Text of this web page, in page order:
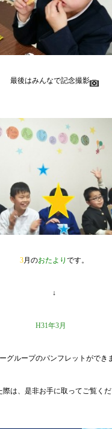
最後はみんなで記念撮影
3月のおたより です。
↓
H31年3月
グループのパンフレットができ
際は、是非お手に取ってご覧く